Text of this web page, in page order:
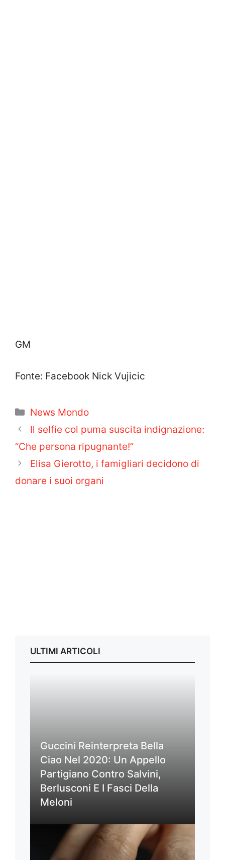
GM
Fonte: Facebook Nick Vujicic
Categorie
News Mondo
Il selfie col puma suscita indignazione:
“Che persona ripugnante!”
Elisa Gierotto, i famigliari decidono di
donare i suoi organi
ULTIMI ARTICOLI
Guccini Reinterpreta Bella
Ciao Nel 2020: Un Appello
Partigiano Contro Salvini,
Berlusconi E I Fasci Della
Meloni